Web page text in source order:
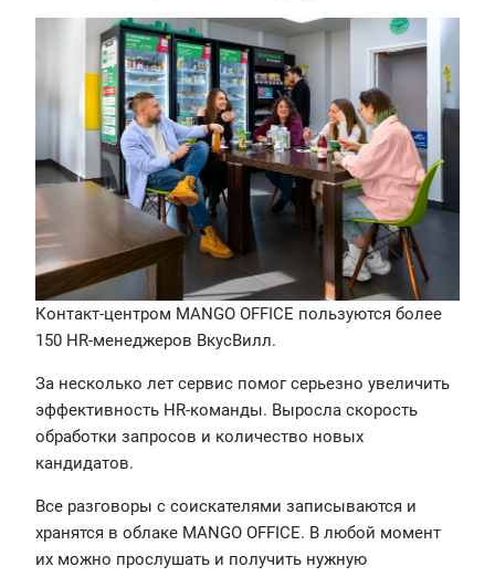
Контакт-центром MANGO OFFICE пользуются более
150 HR-менеджеров ВкусВилл.
За несколько лет сервис помог серьезно увеличить
эффективность HR-команды. Выросла скорость
обработки запросов и количество новых
кандидатов.
Все разговоры с соискателями записываются и
хранятся в облаке MANGO OFFICE. В любой момент
их можно прослушать и получить нужную